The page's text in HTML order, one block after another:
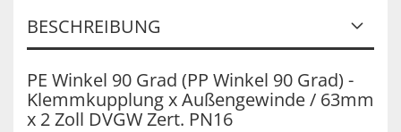
BESCHREIBUNG
PE Winkel 90 Grad (PP Winkel 90 Grad) -
Klemmkupplung x Außengewinde / 63mm
x 2 Zoll DVGW Zert. PN16